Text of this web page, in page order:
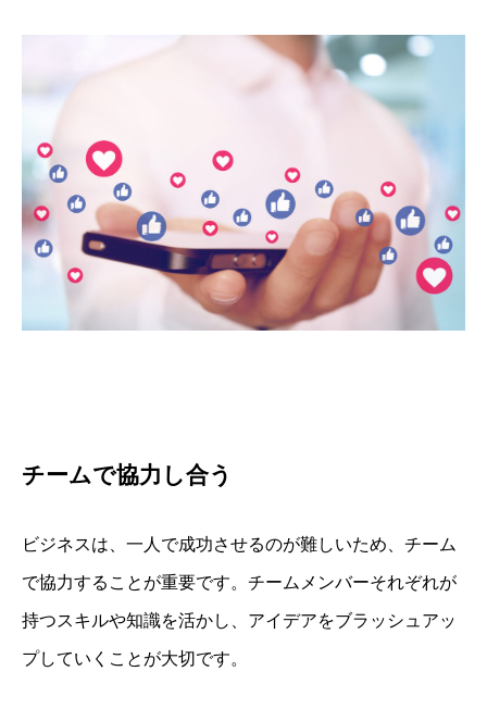
チームで協力し合う
ビジネスは、一人で成功させるのが難しいため、チーム
で協力することが重要です。チームメンバーそれぞれが
持つスキルや知識を活かし、アイデアをブラッシュアッ
プしていくことが大切です。